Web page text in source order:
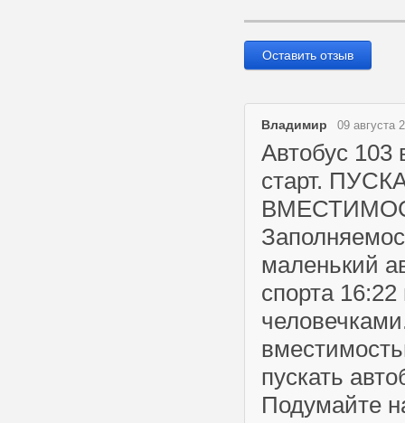
Оставить отзыв
Владимир 09 августа
Автобус 103
старт.
маленький
спорта
пускать
Подумайте